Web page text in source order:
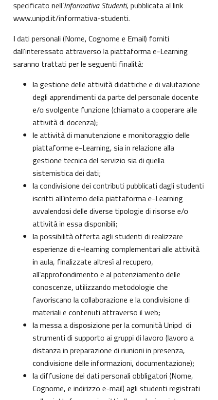
specificato nell’Informativa Studenti, pubblicata al link
www.unipd.it/informativa-studenti.
I dati personali (Nome, Cognome e Email) forniti
dall’interessato attraverso la piattaforma e-Learning
saranno trattati per le seguenti finalità:
la gestione delle attività didattiche e di valutazione
degli apprendimenti da parte del personale docente
e/o svolgente funzione (chiamato a cooperare alle
attività di docenza);
le attività di manutenzione e monitoraggio delle
piattaforme e-Learning, sia in relazione alla
gestione tecnica del servizio sia di quella
sistemistica dei dati;
la condivisione dei contributi pubblicati dagli studenti
iscritti all’interno della piattaforma e-Learning
avvalendosi delle diverse tipologie di risorse e/o
attività in essa disponibili;
la possibilità offerta agli studenti di realizzare
esperienze di e-learning complementari alle attività
in aula, finalizzate altresì al recupero,
all'approfondimento e al potenziamento delle
conoscenze, utilizzando metodologie che
favoriscano la collaborazione e la condivisione di
materiali e contenuti attraverso il web;
la messa a disposizione per la comunità Unipd di
strumenti di supporto ai gruppi di lavoro (lavoro a
distanza in preparazione di riunioni in presenza,
condivisione delle informazioni, documentazione);
la diffusione dei dati personali obbligatori (Nome,
Cognome, e indirizzo e-mail) agli studenti registrati